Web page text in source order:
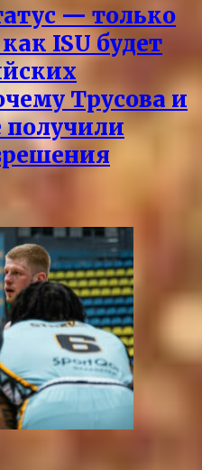
— только
ISU будет
Трусова и
получили